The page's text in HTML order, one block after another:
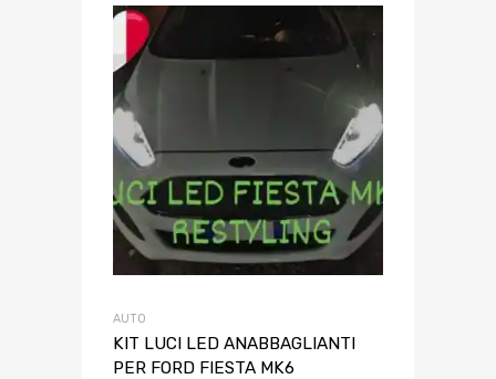
AUTO
KIT LUCI LED ANABBAGLIANTI
PER FORD FIESTA MK6